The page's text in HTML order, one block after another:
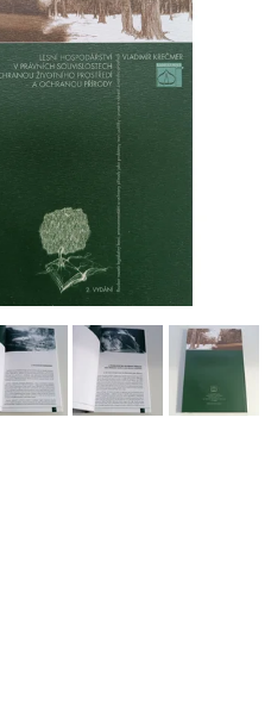
HARLEQUIN
LEPORELA
LITERATURA FAKTU
VÁLEČNÁ
PEXESA
WESTERN SCI-FI
ZÁHADY ZDRAVÍ